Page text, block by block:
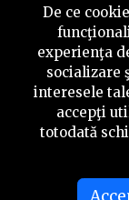
etape:
Atât
se cer pentru
care apar pe
Costurile unei
oferit de stat.
De ce
experienţa
socializare
interesele
accepţi
totodată